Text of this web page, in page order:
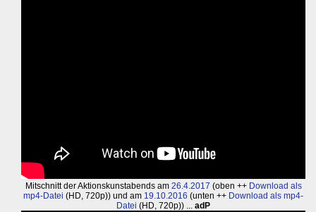
Mitschnitt der Aktionskunstabends am 26.4.2017 (oben ++ Download als
mp4-Datei (HD, 720p)) und am 19.10.2016 (unten ++ Download als mp4-
Datei (HD, 720p)) ...adP